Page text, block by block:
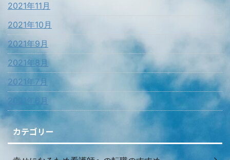
2021年11月
2021年10月
2021年9月
2021年8月
2021年7月
2021年6月
カテゴリー